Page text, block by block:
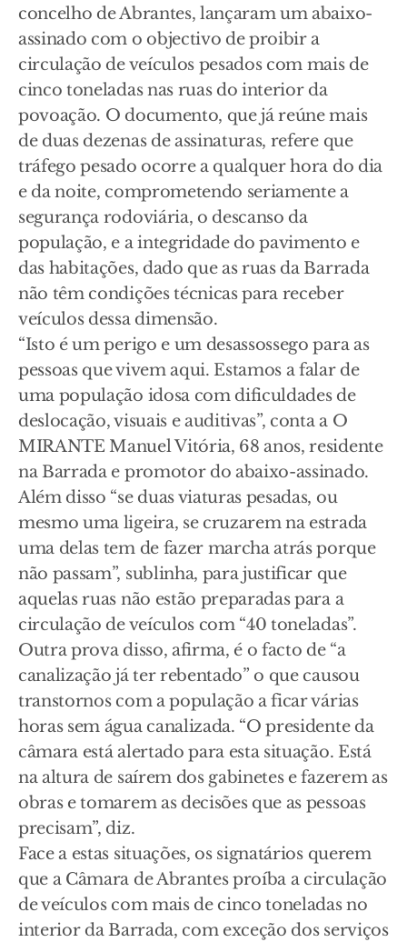
concelho de Abrantes, lançaram um abaixo-
assinado com o objectivo de proibir a
circulação de veículos pesados com mais de
cinco toneladas nas ruas do interior da
povoação. O documento, que já reúne mais
de duas dezenas de assinaturas, refere que
tráfego pesado ocorre a qualquer hora do dia
e da noite, comprometendo seriamente a
segurança rodoviária, o descanso da
população, e a integridade do pavimento e
das habitações, dado que as ruas da Barrada
não têm condições técnicas para receber
veículos dessa dimensão.
“Isto é um perigo e um desassossego para as
pessoas que vivem aqui. Estamos a falar de
uma população idosa com dificuldades de
deslocação, visuais e auditivas”, conta a O
MIRANTE Manuel Vitória, 68 anos, residente
na Barrada e promotor do abaixo-assinado.
Além disso “se duas viaturas pesadas, ou
mesmo uma ligeira, se cruzarem na estrada
uma delas tem de fazer marcha atrás porque
não passam”, sublinha, para justificar que
aquelas ruas não estão preparadas para a
circulação de veículos com “40 toneladas”.
Outra prova disso, afirma, é o facto de “a
canalização já ter rebentado” o que causou
transtornos com a população a ficar várias
horas sem água canalizada. “O presidente da
câmara está alertado para esta situação. Está
na altura de saírem dos gabinetes e fazerem as
obras e tomarem as decisões que as pessoas
precisam”, diz.
Face a estas situações, os signatários querem
que a Câmara de Abrantes proíba a circulação
de veículos com mais de cinco toneladas no
interior da Barrada, com exceção dos serviços